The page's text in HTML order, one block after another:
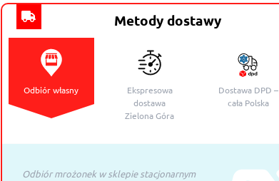
Metody dostawy
Odbiór własny
Ekspresowa
dostawa
Zielona Góra
Dostawa DPD –
cała Polska
Odbiór mrożonek w sklepie stacjonarnym